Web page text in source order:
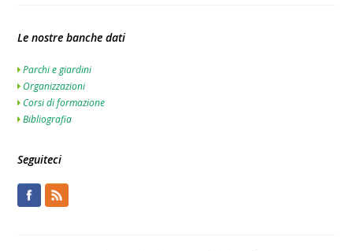
Le nostre banche dati
Parchi e giardini
Organizzazioni
Corsi di formazione
Bibliografia
Seguiteci